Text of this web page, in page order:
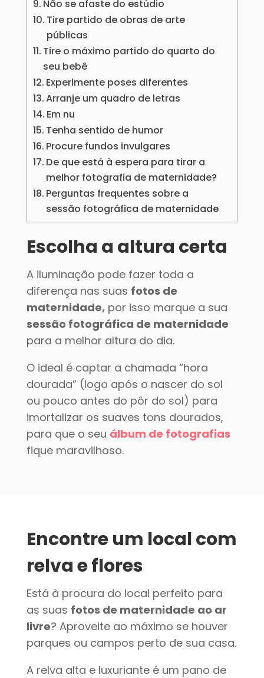
Não se afaste do estúdio
Tire partido de obras de arte
públicas
Tire o máximo partido do quarto do
seu bebê
Experimente poses diferentes
Arranje um quadro de letras
Em nu
Tenha sentido de humor
Procure fundos invulgares
De que está à espera para tirar a
melhor fotografia de maternidade?
Perguntas frequentes sobre a
sessão fotográfica de maternidade
Escolha a altura certa
A iluminação pode fazer toda a
diferença nas suas fotos de
maternidade,por isso marque a sua
sessão fotográfica de maternidade
para a melhor altura do dia.
O ideal é captar a chamada “hora
dourada” (logo após o nascer do sol
ou pouco antes do pôr do sol) para
imortalizar os suaves tons dourados,
para que o seu álbum de fotografias
fique maravilhoso.
Encontre um local com
relva e flores
Está à procura do local perfeito para
as suas fotos de maternidade ao ar
livre? Aproveite ao máximo se houver
parques ou campos perto de sua casa.
A relva alta e luxuriante é um pano de